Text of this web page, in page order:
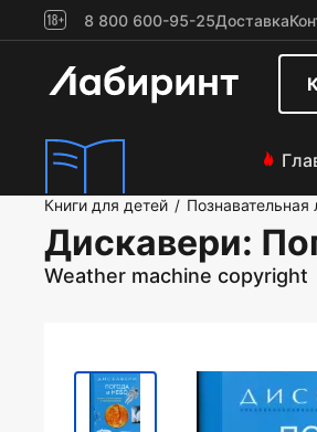
8 800 600-95-25Доставка
Книги для детей / Познавательная
Дискавери:
Weather machine copyright